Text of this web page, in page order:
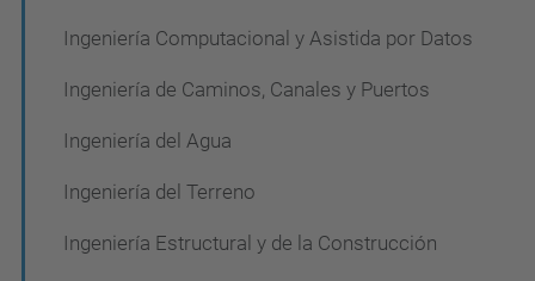
Ingeniería Computacional y Asistida por Datos
Ingeniería de Caminos, Canales y Puertos
Ingeniería del Agua
Ingeniería del Terreno
Ingeniería Estructural y de la Construcción